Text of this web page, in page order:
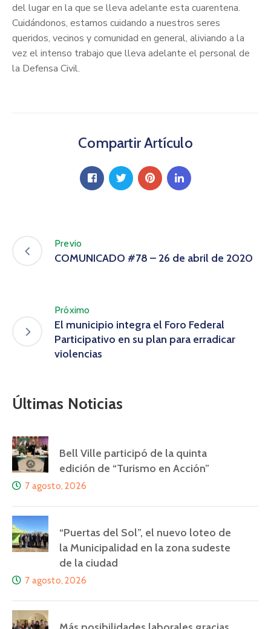
del lugar en la que se lleva adelante esta cuarentena.
Cuidándonos, estamos cuidando a nuestros seres
queridos, vecinos y comunidad en general, aliviando a la
vez el intenso trabajo que lleva adelante el personal de
la Defensa Civil.
Compartir Artículo
Previo
COMUNICADO #78 – 26 de abril de 2020
Próximo
El municipio integra el Foro Federal
Participativo en su plan para erradicar
violencias
Últimas Noticias
Bell Ville participó de la quinta
edición de “Turismo en Acción”
7 agosto, 2026
“Puertas del Sol”, el nuevo loteo de
la Municipalidad en la zona sudeste
de la ciudad
7 agosto, 2026